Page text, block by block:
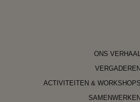
ONS
VERGADEREN
ACTIVITEITEN & WORKSHOPS
SAMENWERKEN